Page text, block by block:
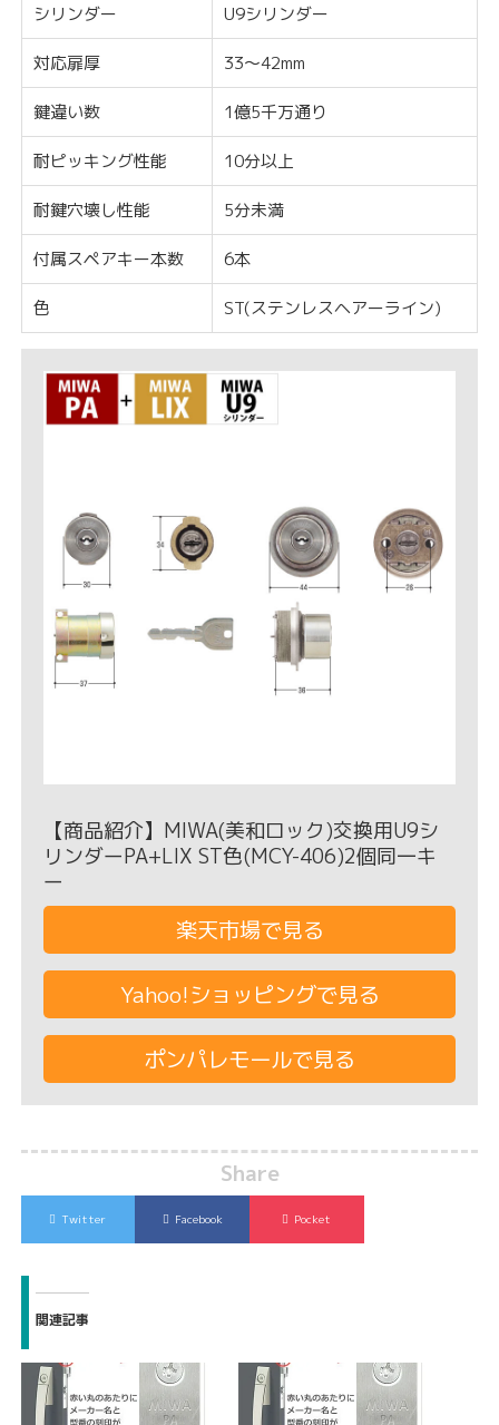
シリンダー U9シリンダー
対応扉厚 33〜42mm
鍵違い数 1億5千万通り
耐ピッキング性能 10分以上
耐鍵穴壊し性能 5分未満
付属スペアキー本数 6本
色 ST(ステンレスヘアーライン)
【商品紹介】MIWA(美和ロック)交換用U9シ
リンダーPA+LIX ST色(MCY-406)2個同一キ
ー
楽天市場で見る
Yahoo!ショッピングで見る
ポンパレモールで見る
Share
Twitter Facebook Pocket
関連記事